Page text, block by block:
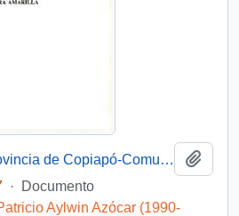
[Antecedentes de Provincia de Copiapó-Comuna de Copiapó, Caldera. Tierra Amarilla].
·
Documento
Aylwin Azócar (1990-